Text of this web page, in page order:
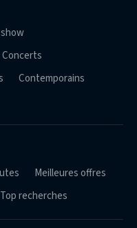
Concerts
Contemporains
Meilleures offres
Top recherches